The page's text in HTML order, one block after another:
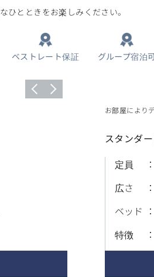
ひとときをお楽しみください。
ベストレート保証 グループ宿泊
お部屋により
スタンダ
定員
広さ
ベッド
特徴